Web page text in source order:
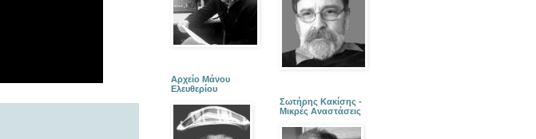
Αρχείο Μάνου
Ελευθερίου
Σωτήρης Κακίσης -
Μικρές Αναστάσεις